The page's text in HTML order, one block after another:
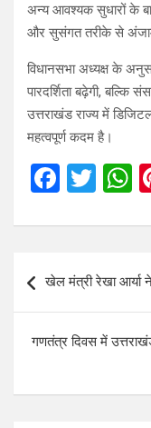
अन्य आवश्यक सुधारों के
और सुसंगत तरीके से
विधानसभा अध्यक्ष के
पारदर्शिता बढ़ेगी, बल्कि
उत्तराखंड राज्य में
महत्वपूर्ण कदम है।
F
ce
o
o
k
T
tt
er
s
A
p
p
navigation
खेल मंत्री रेखा
गणतंत्र दिवस में